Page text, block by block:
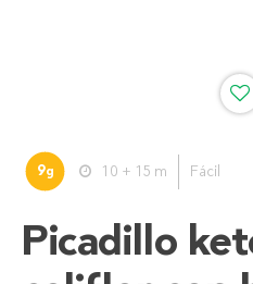
9g 10 + 15 m Fácil
Picadillo